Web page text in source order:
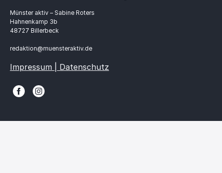
Münster aktiv – Sabine Roters
Hahnenkamp 3b
48727 Billerbeck
redaktion@muensteraktiv.de
Impressum | Datenschutz